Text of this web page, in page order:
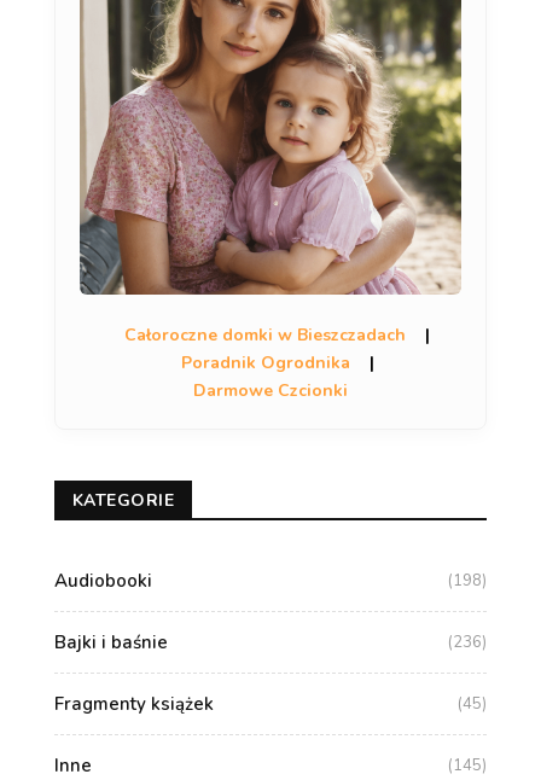
Całoroczne domki w Bieszczadach
|
Poradnik Ogrodnika
|
Darmowe Czcionki
KATEGORIE
Audiobooki (198)
Bajki i baśnie (236)
Fragmenty książek (45)
Inne (145)